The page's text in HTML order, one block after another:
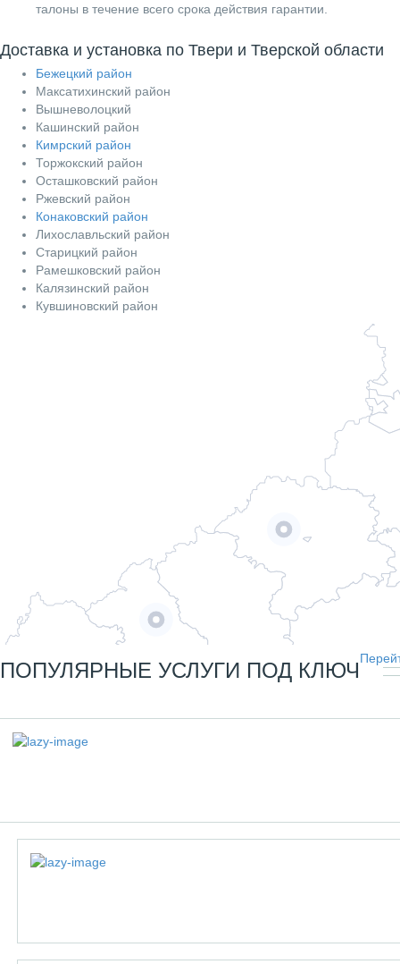
талоны в течение всего срока действия гарантии.
Доставка и установка по Твери и Тверской области
Бежецкий район
Максатихинский район
Вышневолоцкий
Кашинский район
Кимрский район
Торжокский район
Осташковский район
Ржевский район
Конаковский район
Лихославльский район
Старицкий район
Рамешковский район
Калязинский район
Кувшиновский район
ПОПУЛЯРНЫЕ УСЛУГИ ПОД КЛЮЧ